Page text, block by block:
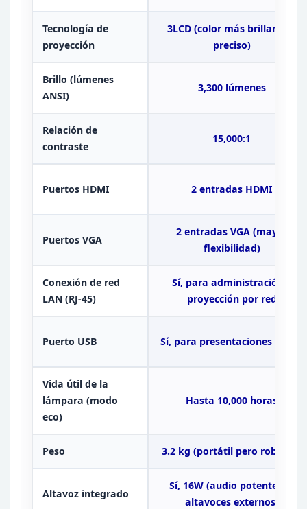
Tecnología de
proyección
3LCD (color más brillante y
preciso)
Brillo (lúmenes
ANSI)
3,300lúmenes
Relación de
contraste
15,000:1
Puertos HDMI 2 entradas HDMI
Puertos VGA
2 entradas VGA (mayor
flexibilidad)
Conexión de red
LAN (RJ-45)
Sí, para administración y
proyección porred
Puerto USB Sí, para presentaciones sin PC
Vida útil de la
lámpara (modo
eco)
Hasta 10,000 horas
Peso 3.2 kg (portátil pero robusto)
Altavoz integrado
Sí, 16W (audio potente sin
altavoces externos)